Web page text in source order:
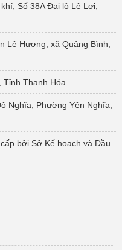
Số 38A Đại lộ Lê Lợi,
Lê Hương, xã Quảng Bình,
Tỉnh Thanh Hóa
Nghĩa, Phường Yên Nghĩa,
bởi Sở Kế hoạch và Đầu